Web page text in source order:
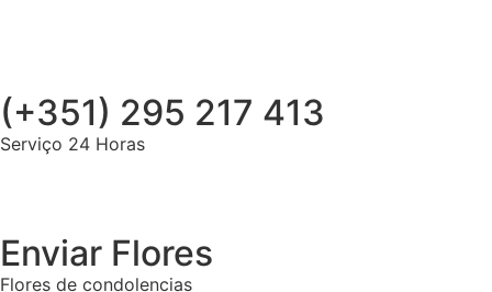
(+351) 295 217 413
Serviço 24 Horas
Enviar Flores
Flores de condolencias